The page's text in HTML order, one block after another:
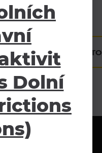
00
NAVIGOVAT NA MÍSTO
Dolní